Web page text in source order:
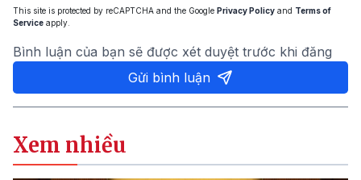
This site is protected by reCAPTCHA and the Google Privacy Policy and Terms of
Service apply.
Bình luận của bạn sẽ được xét duyệt trước khi đăng
Gửi bình luận
Xem nhiều